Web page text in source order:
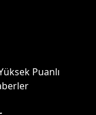
Puanlı